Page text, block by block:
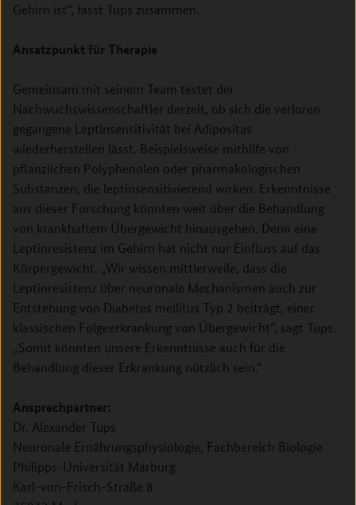
Gehirn ist“, fasst Tups zusammen.
Ansatzpunkt für Therapie
Gemeinsam mit seinem Team testet der
Nachwuchswissenschaftler derzeit, ob sich die verloren
gegangene Leptinsensitivität bei Adipositas
wiederherstellen lässt. Beispielsweise mithilfe von
pflanzlichen Polyphenolen oder pharmakologischen
Substanzen, die leptinsensitivierend wirken. Erkenntnisse
aus dieser Forschung könnten weit über die Behandlung
von krankhaftem Übergewicht hinausgehen. Denn eine
Leptinresistenz im Gehirn hat nicht nur Einfluss auf das
Körpergewicht. „Wir wissen mittlerweile, dass die
Leptinresistenz über neuronale Mechanismen auch zur
Entstehung von Diabetes mellitus Typ 2 beiträgt, einer
klassischen Folgeerkrankung von Übergewicht“, sagt Tups.
„Somit könnten unsere Erkenntnisse auch für die
Behandlung dieser Erkrankung nützlich sein.“
Ansprechpartner:
Dr. Alexander Tups
Neuronale Ernährungsphysiologie, Fachbereich Biologie
Philipps-Universität Marburg
Karl-von-Frisch-Straße 8